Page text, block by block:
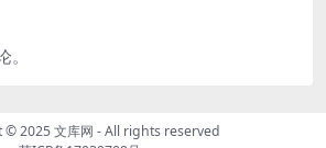
© 2025文库网 - All rights reserved